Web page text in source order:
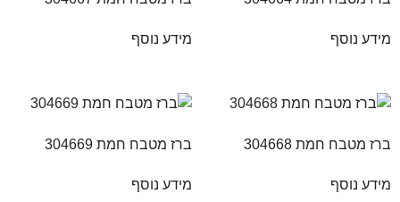
מידע נוסף מידע נוסף
ברז מטבח חמת 304668
מידע נוסף
ברז מטבח חמת 304669
מידע נוסף